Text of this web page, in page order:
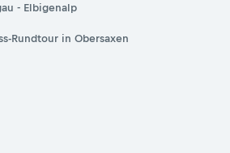
- Elbigenalp
Rundtour in Obersaxen